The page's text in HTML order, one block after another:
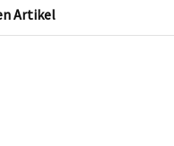
Artikel